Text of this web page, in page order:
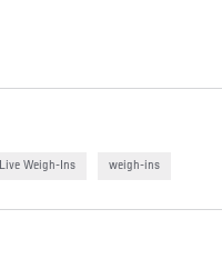
Live Weigh-Ins weigh-ins